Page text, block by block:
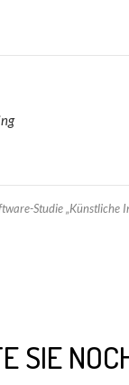
Studie „Künstliche
SIE